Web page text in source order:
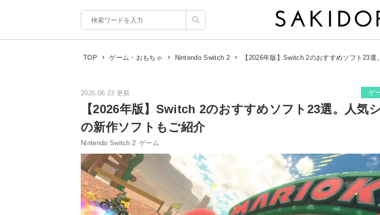
TOP ゲーム・おもちゃ Nintendo Switch 2 【2026年版】Switch 2のおすすめソフト23
2026.06.23 更新 ゲ
【2026年版】Switch 2のおすすめソフト23選。人気
の新作ソフトもご紹介
Nintendo Switch 2 ゲーム